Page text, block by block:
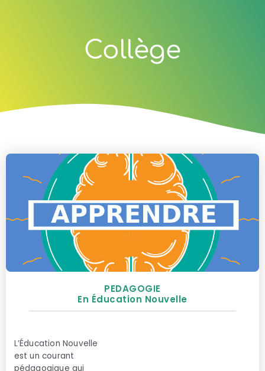
Collège
PEDAGOGIE
En Éducation Nouvelle
L’Éducation Nouvelle
est un courant
pédagogique qui